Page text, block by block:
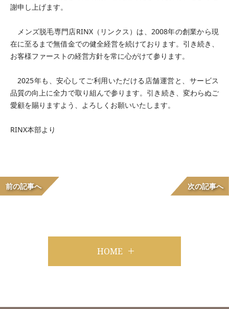
謝申し上げます。
メンズ脱毛専門店RINX（リンクス）は、2008年の創業から現
在に至るまで無借金での健全経営を続けております。引き続き、
お客様ファーストの経営方針を常に心がけて参ります。
2025年も、安心してご利用いただける店舗運営と、サービス
品質の向上に全力で取り組んで参ります。引き続き、変わらぬご
愛顧を賜りますよう、よろしくお願いいたします。
RINX本部より
前の記事へ 次の記事へ
HOME